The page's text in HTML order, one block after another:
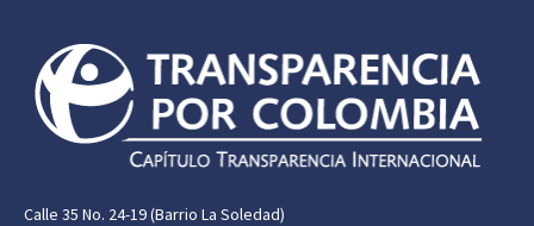
Calle 35 No. 24-19 (Barrio La Soledad)